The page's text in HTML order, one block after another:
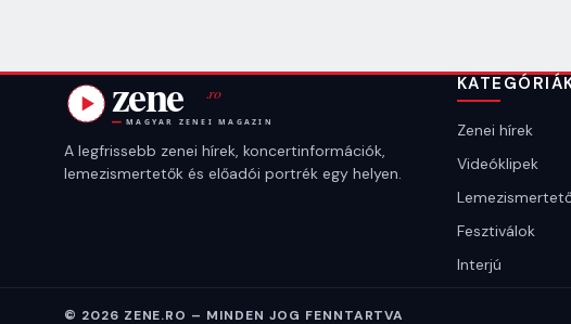
A legfrissebb zenei hírek, koncertinformációk,
lemezismertetők és előadói portrék egy helyen.
Zenei hírek
Videóklipek
Fesztiválok
Interjú
© 2026 ZENE.RO – MINDEN JOG FENNTARTVA